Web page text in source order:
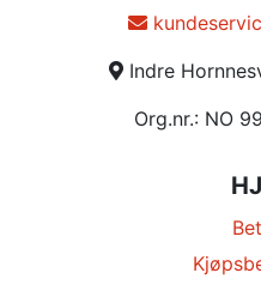
Indre
Org.nr.: NO